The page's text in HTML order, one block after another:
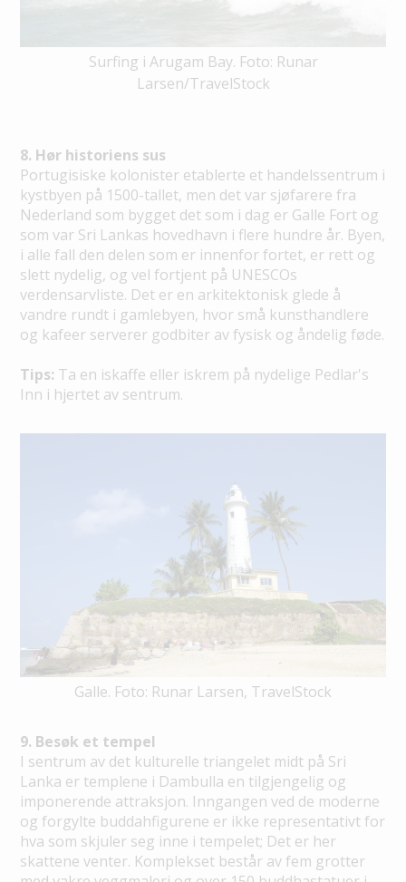
Surfing i Arugam Bay. Foto: Runar
Larsen/TravelStock
8. Hør historiens sus
Portugisiske kolonister etablerte et handelssentrum i
kystbyen på 1500-tallet, men det var sjøfarere fra
Nederland som bygget det som i dag er Galle Fort og
som var Sri Lankas hovedhavn i flere hundre år. Byen,
i alle fall den delen som er innenfor fortet, er rett og
slett nydelig, og vel fortjent på UNESCOs
verdensarvliste. Det er en arkitektonisk glede å
vandre rundt i gamlebyen, hvor små kunsthandlere
og kafeer serverer godbiter av fysisk og åndelig føde.
Tips: Ta en iskaffe eller iskrem på nydelige Pedlar's
Inn i hjertet av sentrum.
Galle. Foto: Runar Larsen, TravelStock
9. Besøk et tempel
I sentrum av det kulturelle triangelet midt på Sri
Lanka er templene i Dambulla en tilgjengelig og
imponerende attraksjon. Inngangen ved de moderne
og forgylte buddahfigurene er ikke representativt for
hva som skjuler seg inne i tempelet; Det er her
skattene venter. Komplekset består av fem grotter